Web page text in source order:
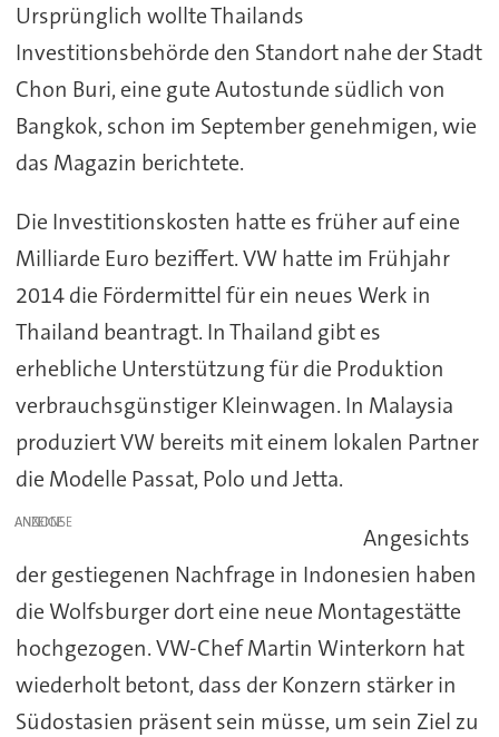
Ursprünglich wollte Thailands
Investitionsbehörde den Standort nahe der Stadt
Chon Buri, eine gute Autostunde südlich von
Bangkok, schon im September genehmigen, wie
das Magazin berichtete.
Die Investitionskosten hatte es früher auf eine
Milliarde Euro beziffert. VW hatte im Frühjahr
2014 die Fördermittel für ein neues Werk in
Thailand beantragt. In Thailand gibt es
erhebliche Unterstützung für die Produktion
verbrauchsgünstiger Kleinwagen. In Malaysia
produziert VW bereits mit einem lokalen Partner
die Modelle Passat, Polo und Jetta.
ANZEIGE
Angesichts
der gestiegenen Nachfrage in Indonesien haben
die Wolfsburger dort eine neue Montagestätte
hochgezogen. VW-Chef Martin Winterkorn hat
wiederholt betont, dass der Konzern stärker in
Südostasien präsent sein müsse, um sein Ziel zu